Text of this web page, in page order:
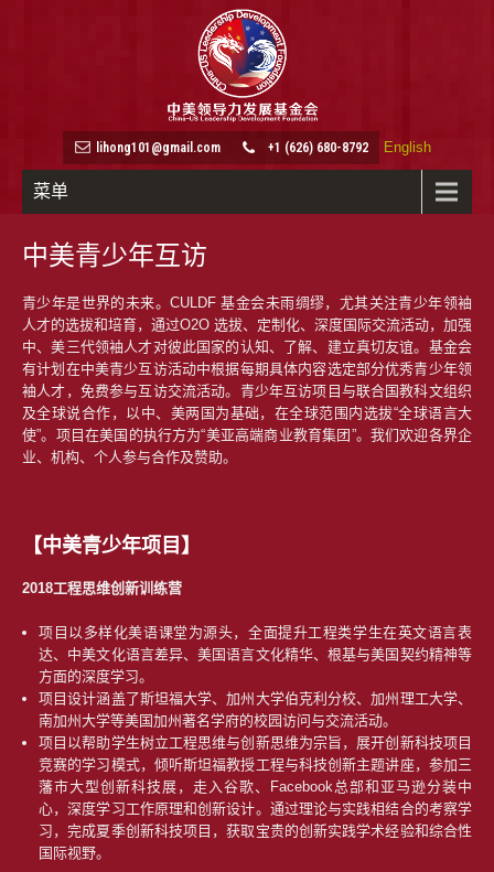
lihong101@gmail.com +1 (626) 680-8792 English
菜单
中美青少年互访
青少年是世界的未来。CULDF 基金会未雨绸缪，尤其关注青少年领袖
人才的选拔和培育，通过O2O 选拔、定制化、深度国际交流活动，加强
中、美三代领袖人才对彼此国家的认知、了解、建立真切友谊。基金会
有计划在中美青少互访活动中根据每期具体内容选定部分优秀青少年领
袖人才，免费参与互访交流活动。青少年互访项目与联合国教科文组织
及全球说合作，以中、美两国为基础，在全球范围内选拔“全球语言大
使”。项目在美国的执行方为“美亚高端商业教育集团”。我们欢迎各界企
业、机构、个人参与合作及赞助。
【中美青少年项目】
2018工程思维创新训练营
项目以多样化美语课堂为源头，全面提升工程类学生在英文语言表
达、中美文化语言差异、美国语言文化精华、根基与美国契约精神等
方面的深度学习。
项目设计涵盖了斯坦福大学、加州大学伯克利分校、加州理工大学、
南加州大学等美国加州著名学府的校园访问与交流活动。
项目以帮助学生树立工程思维与创新思维为宗旨，展开创新科技项目
竞赛的学习模式，倾听斯坦福教授工程与科技创新主题讲座，参加三
藩市大型创新科技展，走入谷歌、Facebook总部和亚马逊分装中
心，深度学习工作原理和创新设计。通过理论与实践相结合的考察学
习，完成夏季创新科技项目，获取宝贵的创新实践学术经验和综合性
国际视野。